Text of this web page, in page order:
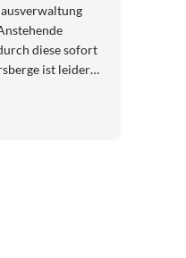
diese sofort
ist leider